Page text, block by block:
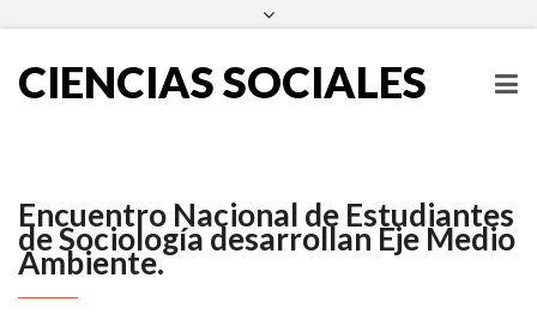
escueladecienciassociales@ues.edu.sv
CIENCIAS SOCIALES
Encuentro Nacional de Estudiantes
de Sociología desarrollan Eje Medio
Ambiente.